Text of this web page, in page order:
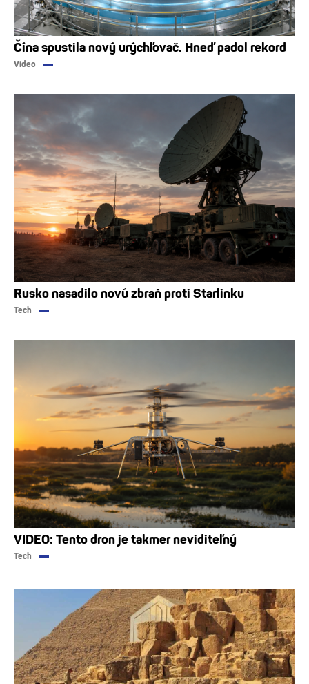
Čína spustila nový urýchľovač. Hneď padol rekord
Video
Rusko nasadilo novú zbraň proti Starlinku
Tech
VIDEO: Tento dron je takmer neviditeľný
Tech